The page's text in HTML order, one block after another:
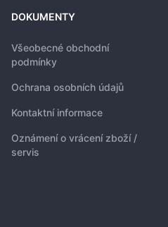
DOKUMENTY
Všeobecné obchodní
podmínky
Ochrana osobních údajů
Kontaktní informace
Oznámení o vrácení zboží /
servis